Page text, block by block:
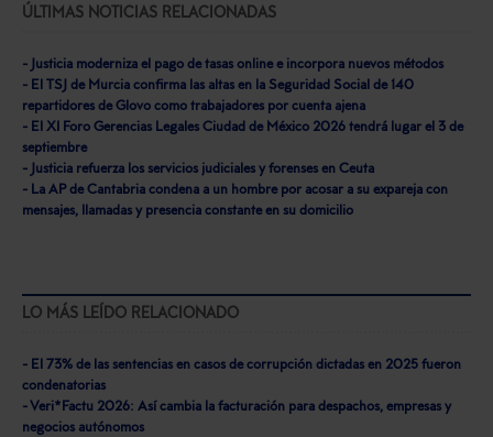
ÚLTIMAS NOTICIAS RELACIONADAS
- Justicia moderniza el pago de tasas online e incorpora nuevos métodos
- El TSJ de Murcia confirma las altas en la Seguridad Social de 140
repartidores de Glovo como trabajadores por cuenta ajena
- El XI Foro Gerencias Legales Ciudad de México 2026 tendrá lugar el 3 de
septiembre
- Justicia refuerza los servicios judiciales y forenses en Ceuta
- La AP de Cantabria condena a un hombre por acosar a su expareja con
mensajes, llamadas y presencia constante en su domicilio
LO MÁS LEÍDO RELACIONADO
- El 73% de las sentencias en casos de corrupción dictadas en 2025 fueron
condenatorias
- Veri*Factu 2026: Así cambia la facturación para despachos, empresas y
negocios autónomos